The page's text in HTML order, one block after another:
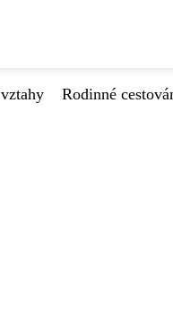
Rodinné